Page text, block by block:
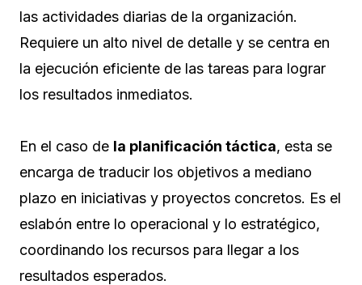
las actividades diarias de la organización.
Requiere un alto nivel de detalle y se centra en
la ejecución eficiente de las tareas para lograr
los resultados inmediatos.
En el caso de la planificación táctica, esta se
encarga de traducir los objetivos a mediano
plazo en iniciativas y proyectos concretos. Es el
eslabón entre lo operacional y lo estratégico,
coordinando los recursos para llegar a los
resultados esperados.